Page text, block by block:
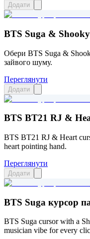
Додати
BTS Suga &
Обери BTS Suga &
зайвого шуму.
Переглянути
Додати
BTS BT21 RJ &
BTS BT21 RJ & Heart
heart pointing hand.
Переглянути
Додати
BTS Suga курсор
BTS Suga cursor with a
musician vibe for every